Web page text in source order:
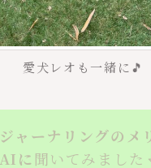
愛犬レオも一緒に🎵
ジャーナリングのメ
AIに聞いてみました